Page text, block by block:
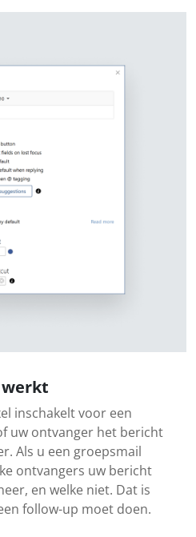
inschakelt voor een
uw ontvanger het bericht
Als u een groepsmail
ontvangers uw bericht
en welke niet. Dat is
follow-up moet doen.